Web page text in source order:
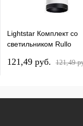
Lightstar Комплект со
светильником Rullo
121,49 pуб. 121,49